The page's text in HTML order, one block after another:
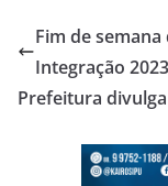
Fim de
Integração 2023
Prefeitura